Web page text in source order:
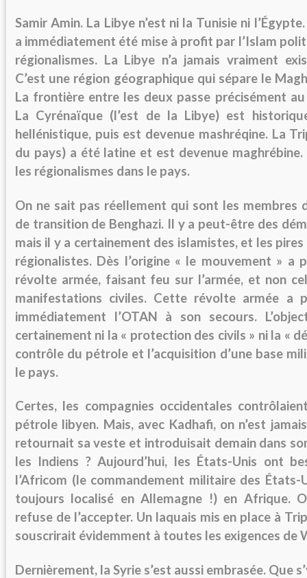
Samir Amin. La Libye n’est ni la Tunisie ni
a immédiatement été mise à profit par l’Islam
régionalismes. La Libye n’a jamais vraiment
C’est une région géographique qui sépare le
La frontière entre les deux passe précisément
La Cyrénaïque (l’est de la Libye) est
hellénistique, puis est devenue mashréqine. La
du pays) a été latine et est devenue maghrébine.
les régionalismes dans le pays.
On ne sait pas réellement qui sont les membres
de transition de Benghazi. Il y a peut-être des
mais il y a certainement des islamistes, et les pires
régionalistes. Dès l’origine « le mouvement » a
révolte armée, faisant feu sur l’armée, et non
manifestations civiles. Cette révolte armée a
immédiatement l’OTAN à son secours.
certainement ni la « protection des civils » ni la «
contrôle du pétrole et l’acquisition d’une base
le pays.
Certes, les compagnies occidentales
pétrole libyen. Mais, avec Kadhafi, on n’est
retournait sa veste et introduisait demain dans
les Indiens ? Aujourd’hui, les États-Unis ont
l’Africom (le commandement militaire des États-
toujours localisé en Allemagne !) en Afrique.
refuse de l’accepter. Un laquais mis en place à
souscrirait évidemment à toutes les exigences de
Dernièrement, la Syrie s’est aussi embrasée. Que